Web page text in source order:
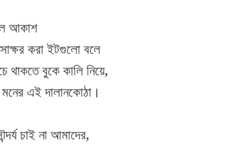
সাক্ষর করা ইটগুলো বলে
থাকতে বুকে কালি নিয়ে,
এই দালানকোঠা।
চাই না আমাদের,